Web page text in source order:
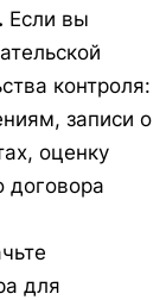
Если вы
контроля:
записи о
оценку
договора
для